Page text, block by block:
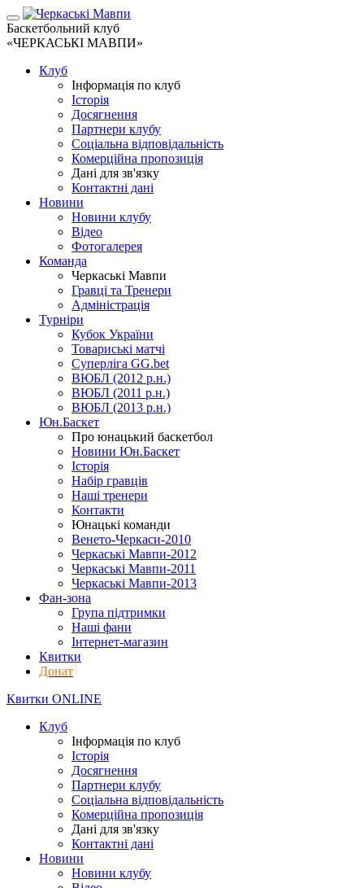
Баскетбольний клуб
«ЧЕРКАСЬКІ МАВПИ»
Клуб
Інформація по клуб
Історія
Досягнення
Партнери клубу
Соціальна відповідальність
Комерційна пропозиція
Дані для зв'язку
Контактні дані
Новини
Новини клубу
Відео
Фотогалерея
Команда
Черкаські Мавпи
Гравці та Тренери
Адміністрація
Турніри
Кубок України
Товариські матчі
Суперліга GG.bet
ВЮБЛ (2012 р.н.)
ВЮБЛ (2011 р.н.)
ВЮБЛ (2013 р.н.)
Юн.Баскет
Про юнацький баскетбол
Новини Юн.Баскет
Історія
Набір гравців
Наші тренери
Контакти
Юнацькі команди
Венето-Черкаси-2010
Черкаські Мавпи-2012
Черкаські Мавпи-2011
Черкаські Мавпи-2013
Фан-зона
Група підтримки
Наші фани
Інтернет-магазин
Квитки
Донат
Квитки ONLINE
Клуб
Інформація по клуб
Історія
Досягнення
Партнери клубу
Соціальна відповідальність
Комерційна пропозиція
Дані для зв'язку
Контактні дані
Новини
Новини клубу